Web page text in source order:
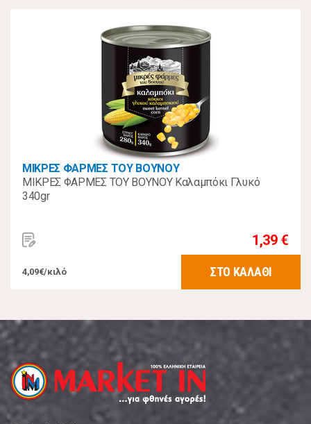
ΜΙΚΡΕΣ ΦΑΡΜΕΣ ΤΟΥ ΒΟΥΝΟΥ
ΜΙΚΡΕΣ ΦΑΡΜΕΣ ΤΟΥ ΒΟΥΝΟΥ Καλαμπόκι Γλυκό
340gr
1,39 €
4,09€/κιλό ΣΤΟ ΚΑΛΑΘΙ